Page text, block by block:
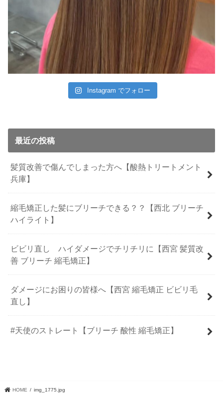
Instagram でフォロー
最近の投稿
髪質改善で傷んでしまった方へ【酸熱トリートメント
兵庫】
縮毛矯正した髪にブリーチできる？？【西北 ブリーチ
ハイライト】
ビビリ直し ハイダメージでチリチリに【西宮 髪質改
善 ブリーチ 縮毛矯正】
ダメージにお困りの皆様へ【西宮 縮毛矯正 ビビリ毛
直し】
#天使のストレート【ブリーチ 酸性 縮毛矯正】
HOME img_1775.jpg